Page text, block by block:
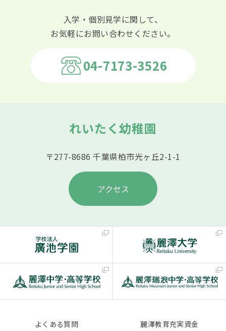
入学・個別見学に関して、
お気軽にお問い合わせください。
04-7173-3526
れいたく幼稚園
〒277-8686 千葉県柏市光ヶ丘2-1-1
アクセス
よくある質問 麗澤教育充実資金